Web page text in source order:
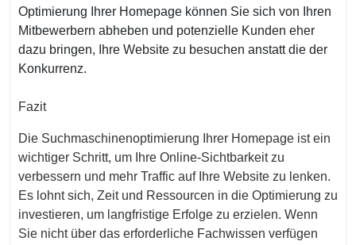
Optimierung Ihrer Homepage können Sie sich von Ihren
Mitbewerbern abheben und potenzielle Kunden eher
dazu bringen, Ihre Website zu besuchen anstatt die der
Konkurrenz.
Fazit
Die Suchmaschinenoptimierung Ihrer Homepage ist ein
wichtiger Schritt, um Ihre Online-Sichtbarkeit zu
verbessern und mehr Traffic auf Ihre Website zu lenken.
Es lohnt sich, Zeit und Ressourcen in die Optimierung zu
investieren, um langfristige Erfolge zu erzielen. Wenn
Sie nicht über das erforderliche Fachwissen verfügen